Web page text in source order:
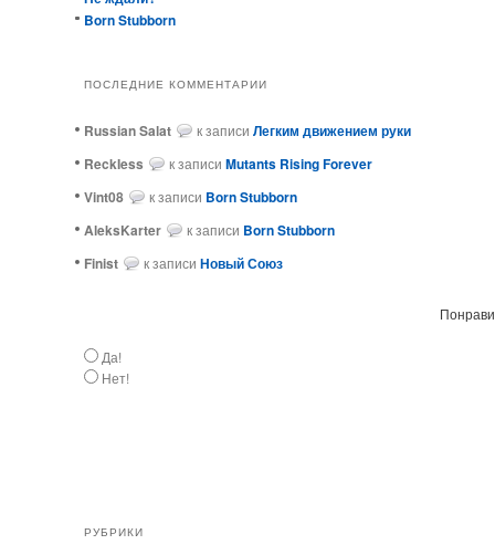
Born Stubborn
ПОСЛЕДНИЕ КОММЕНТАРИИ
Russian Salat к записи Легким движением руки
ReckIess
к записи Mutants Rising Forever
Vint08
к записи Born Stubborn
AleksKarter
к записи Born Stubborn
Finist
к записи Новый Союз
Да!
Нет!
РУБРИКИ